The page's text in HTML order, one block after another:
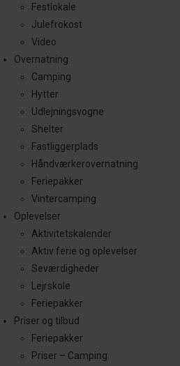
Festlokale
Julefrokost
Video
Overnatning
Camping
Hytter
Udlejningsvogne
Shelter
Fastliggerplads
Håndværkerovernatning
Feriepakker
Vintercamping
Oplevelser
Aktivitetskalender
Aktiv ferie og oplevelser
Seværdigheder
Lejrskole
Feriepakker
Priser og tilbud
Feriepakker
Priser – Camping